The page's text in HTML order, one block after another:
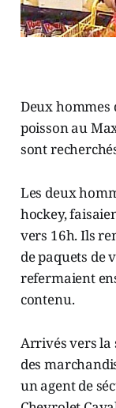
Deux hommes
poisson au
sont
Les deux
hockey,
vers 16h. Ils
de paquets de
refermaient
contenu.
Arrivés vers la
des
un agent de